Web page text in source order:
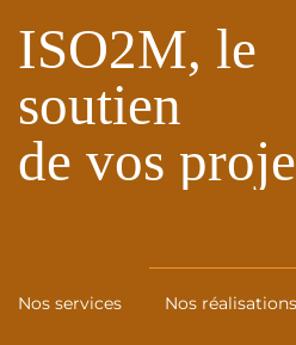
ISO2M, le
soutien
de vos
Nos services Nos réalisations